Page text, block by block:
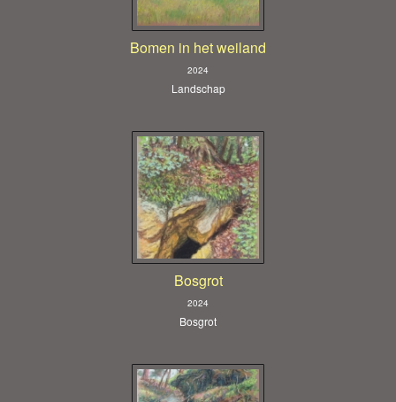
Bomen in het weiland
2024
Landschap
Bosgrot
2024
Bosgrot